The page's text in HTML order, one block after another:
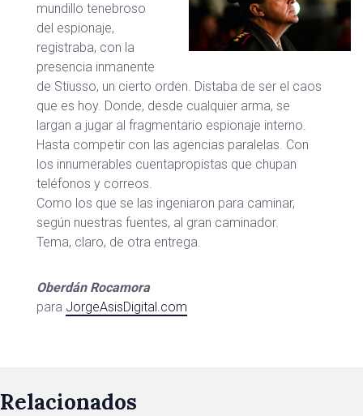
mundillo tenebroso
del espionaje,
registraba, con la
presencia inmanente
de Stiusso, un cierto orden. Distaba de ser el caos
que es hoy. Donde, desde cualquier arma, se
largan a jugar al fragmentario espionaje interno.
Hasta competir con las agencias paralelas. Con
los innumerables cuentapropistas que chupan
teléfonos y correos.
Como los que se las ingeniaron para caminar,
según nuestras fuentes, al gran caminador.
Tema, claro, de otra entrega.
Oberdán Rocamora
para JorgeAsisDigital.com
Relacionados